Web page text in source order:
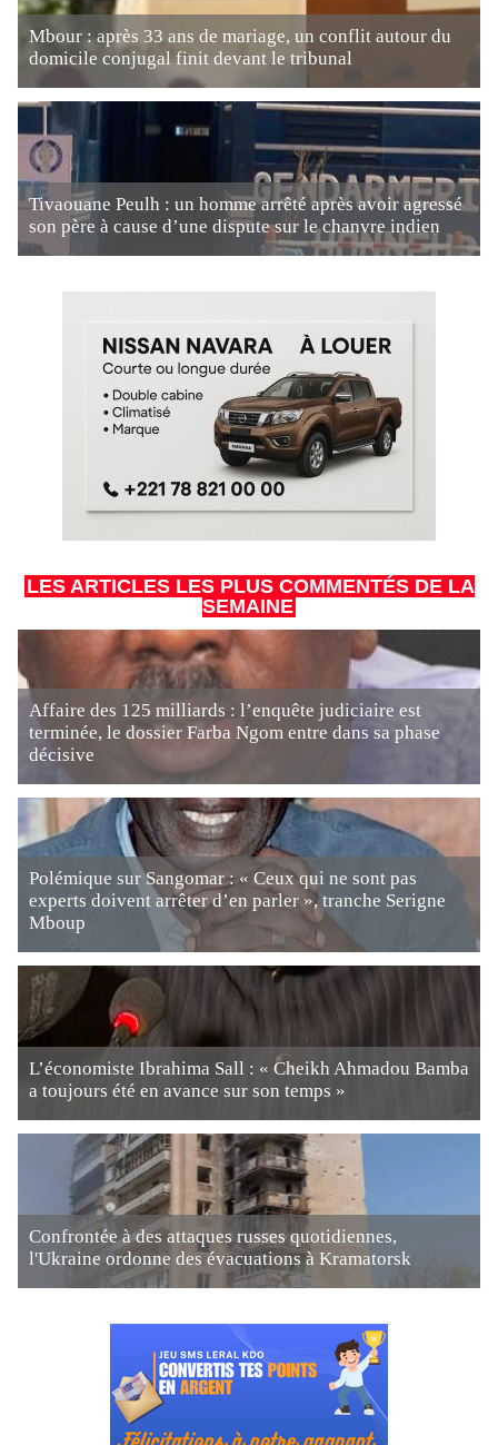
Mbour : après 33 ans de mariage, un conflit autour du
domicile conjugal finit devant le tribunal
Tivaouane Peulh : un homme arrêté après avoir agressé
son père à cause d’une dispute sur le chanvre indien
LES ARTICLES LES PLUS COMMENTÉS DE LA
SEMAINE
Affaire des 125 milliards : l’enquête judiciaire est
terminée, le dossier Farba Ngom entre dans sa phase
décisive
Polémique sur Sangomar : « Ceux qui ne sont pas
experts doivent arrêter d’en parler », tranche Serigne
Mboup
L’économiste Ibrahima Sall : « Cheikh Ahmadou Bamba
a toujours été en avance sur son temps »
Confrontée à des attaques russes quotidiennes,
l'Ukraine ordonne des évacuations à Kramatorsk